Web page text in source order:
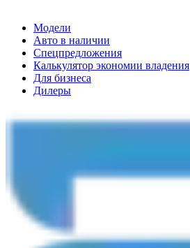
Модели
Авто в наличии
Спецпредложения
Калькулятор экономии владения
Для бизнеса
Дилеры